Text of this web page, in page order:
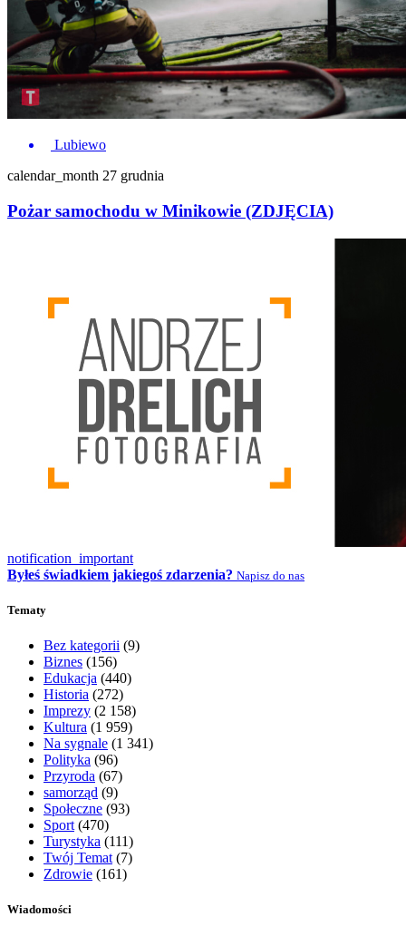
Lubiewo
calendar_month 27 grudnia
Pożar samochodu w Minikowie (ZDJĘCIA)
notification_important
Byłeś świadkiem jakiegoś zdarzenia? Napisz do nas
Tematy
Bez kategorii (9)
Biznes (156)
Edukacja (440)
Historia (272)
Imprezy (2 158)
Kultura (1 959)
Na sygnale (1 341)
Polityka (96)
Przyroda (67)
samorząd (9)
Społeczne (93)
Sport (470)
Turystyka (111)
Twój Temat (7)
Zdrowie (161)
Wiadomości